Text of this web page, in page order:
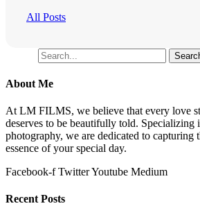
All Posts
About Me
At LM FILMS, we believe that every love
deserves to be beautifully told. Specializing
photography, we are dedicated to capturing
essence of your special day.
Facebook-f TwitterYoutube Medium
Recent Posts